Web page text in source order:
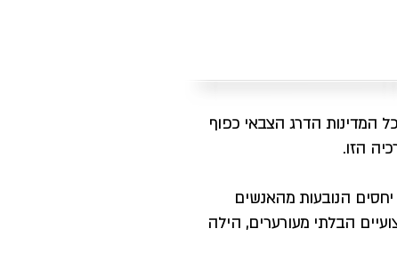
המדינות הדרג הצבאי כפוף
הזו.
הנובעות מהאנשים
הבלתי מעורערים, הילה